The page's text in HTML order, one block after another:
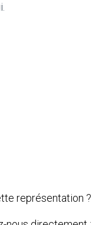
représentation ?